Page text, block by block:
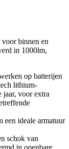
binnen en
in 1000lm,
op batterijen
lithium-
jaar, voor extra
een ideale armatuur
schok van